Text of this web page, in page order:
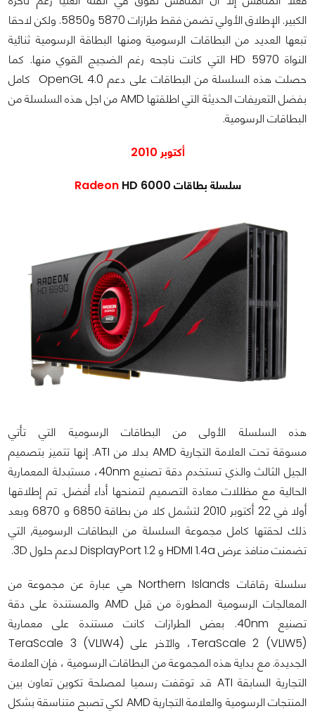
الكبير. الإطلاق الأولي تضمن فقط طرازات 5870 و5850. ولكن لاحقا
تبعها العديد من البطاقات الرسومية ومنها البطاقة الرسومية ثنائية
النواة HD 5970 التي كانت ناجحه رغم الضجيج القوي منها. كما
حصلت هذه السلسلة من البطاقات على دعم OpenGL 4.0 كامل
بفضل التعريفات الحديثة التي اطلقتها AMD من اجل هذه السلسلة من
البطاقات الرسومية.
أكتوبر 2010
سلسلة بطاقات RadeonHD 6000
هذه السلسلة الأولى من البطاقات الرسومية التي تأتي
مسوقة تحت العلامة التجارية AMD بدلا من ATI. إنها تتميز بتصميم
الجيل الثالث والذي تستخدم دقة تصنيع 40nm، مستبدلة المعمارية
الحالية مع مظللات معادة التصميم لتمنحها أداء أفضل. تم إطلاقها
أولا في 22 أكتوبر 2010 لتشمل كلا من بطاقة 6850 و 6870 وبعد
ذلك لحقتها كامل مجموعة السلسلة من البطاقات الرسومية, التي
تضمنت منافذ عرض HDMI 1.4a و DisplayPort 1.2 لدعم حلول 3D.
سلسلة رقاقات Northern Islands هي عبارة عن مجموعة من
المعالجات الرسومية المطورة من قبل AMD والمستندة على دقة
تصنيع 40nm. بعض الطرازات كانت مستندة على معمارية
(TeraScale 2 (VLIW5، والآخر على (TeraScale 3 (VLIW4
الجديدة. مع بداية هذه المجموعة من البطاقات الرسومية ، فإن العلامة
التجارية السابقة ATI قد توقفت رسميا لمصلحة تكوين تعاون بين
المنتجات الرسومية والعلامة التجارية AMD لكي تصبح متناسقة بشكل